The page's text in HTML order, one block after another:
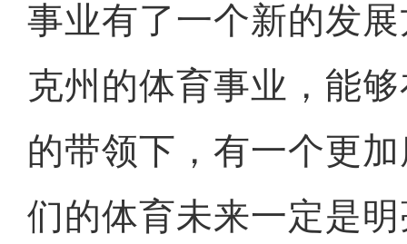
事业有了一个新的发
克州的体育事业，能
的带领下，有一个更
们的体育未来一定是